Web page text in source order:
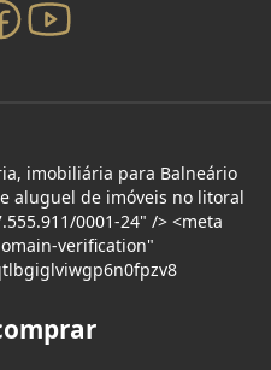
imobiliária para Balneário
aluguel de imóveis no litoral
0001-24" /> <meta
verification"